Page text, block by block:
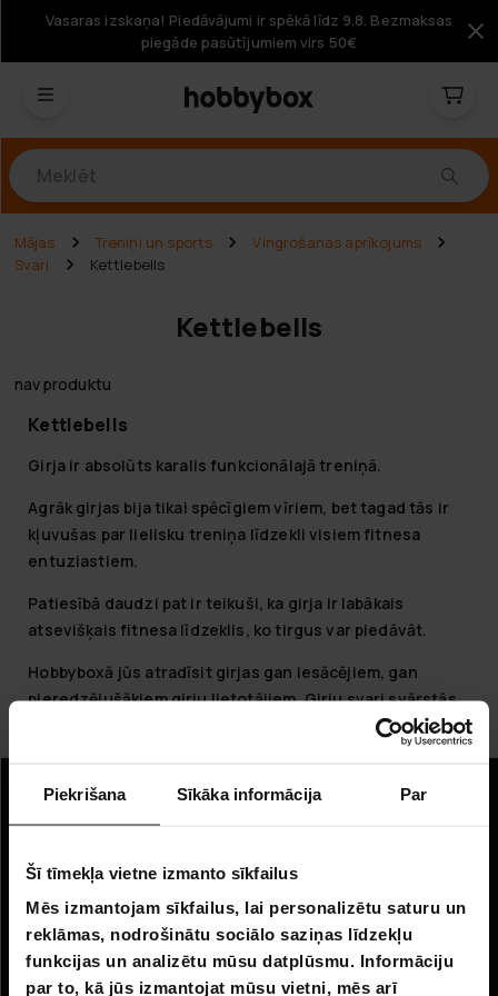
Piekrišana Sīkāka informācija Par
Šī tīmekļa vietne izmanto sīkfailus
Mēs izmantojam sīkfailus, lai personalizētu saturu un
reklāmas, nodrošinātu sociālo saziņas līdzekļu
funkcijas un analizētu mūsu datplūsmu. Informāciju
par to, kā jūs izmantojat mūsu vietni, mēs arī
Vasaras izskaņa! Piedāvājumi ir spēkā līdz 9.8. Bezmaksas
piegāde pasūtījumiem virs 50€
Mājas Treniņi un sports
Vingrošanas aprīkojums
Svari
Kettlebells
Kettlebells
nav produktu
Kettlebells
Girja ir absolūts karalis funkcionālajā treniņā.
Agrāk girjas bija tikai spēcīgiem vīriem, bet tagad tās ir
kļuvušas par lielisku treniņa līdzekli visiem fitnesa
entuziastiem.
Patiesībā daudzi pat ir teikuši, ka girja ir labākais
atsevišķais fitnesa līdzeklis, ko tirgus var piedāvāt.
Hobbyboxā jūs atradīsit girjas gan iesācējiem, gan
pieredzējušākiem girju lietotājiem. Girju svari svārstās
Klientu apkalpošana